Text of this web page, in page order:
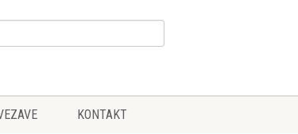
KONTAKT